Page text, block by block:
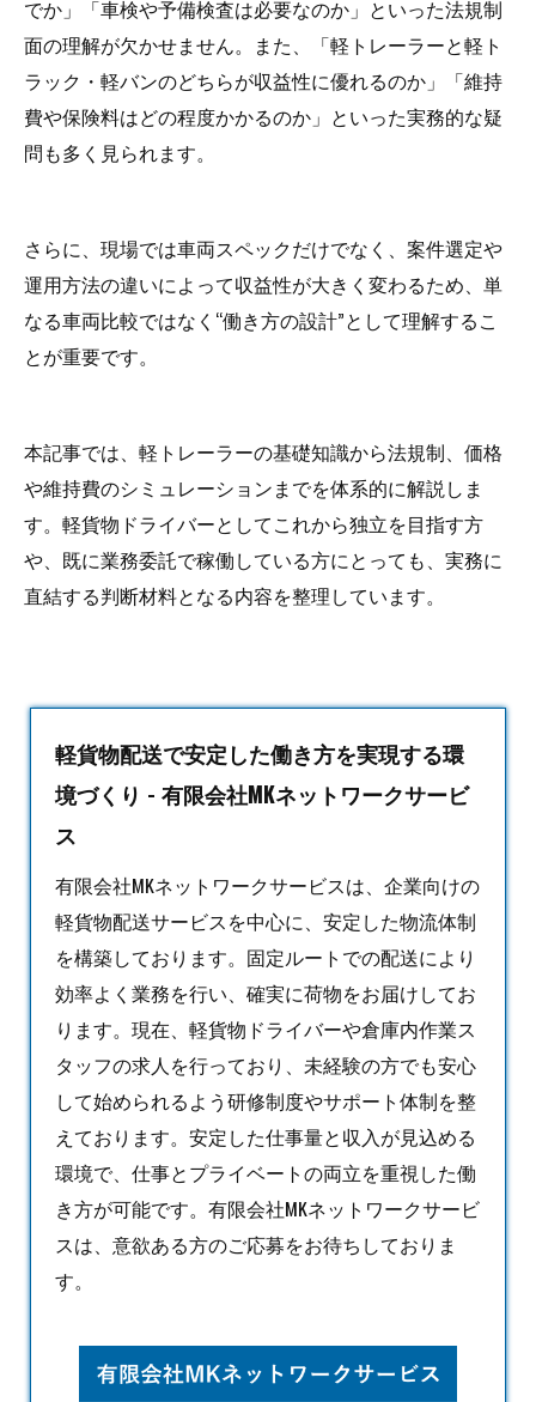
でか」「車検や予備検査は必要なのか」といった法規制
面の理解が欠かせません。また、「軽トレーラーと軽ト
ラック・軽バンのどちらが収益性に優れるのか」「維持
費や保険料はどの程度かかるのか」といった実務的な疑
問も多く見られます。
さらに、現場では車両スペックだけでなく、案件選定や
運用方法の違いによって収益性が大きく変わるため、単
なる車両比較ではなく“働き方の設計”として理解するこ
とが重要です。
本記事では、軽トレーラーの基礎知識から法規制、価格
や維持費のシミュレーションまでを体系的に解説しま
す。軽貨物ドライバーとしてこれから独立を目指す方
や、既に業務委託で稼働している方にとっても、実務に
直結する判断材料となる内容を整理しています。
軽貨物配送で安定した働き方を実現する環
境づくり - 有限会社MKネットワークサービ
ス
有限会社MKネットワークサービスは、企業向けの
軽貨物配送サービスを中心に、安定した物流体制
を構築しております。固定ルートでの配送により
効率よく業務を行い、確実に荷物をお届けしてお
ります。現在、軽貨物ドライバーや倉庫内作業ス
タッフの求人を行っており、未経験の方でも安心
して始められるよう研修制度やサポート体制を整
えております。安定した仕事量と収入が見込める
環境で、仕事とプライベートの両立を重視した働
き方が可能です。有限会社MKネットワークサービ
スは、意欲ある方のご応募をお待ちしておりま
す。